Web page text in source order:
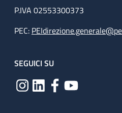
P.IVA 02553300373
PEC:
SEGUICI SU